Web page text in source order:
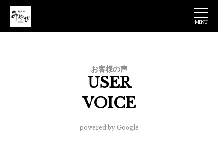
神戸牛みやび 日
MENU
お客様の声
USER
VOICE
powered by Google